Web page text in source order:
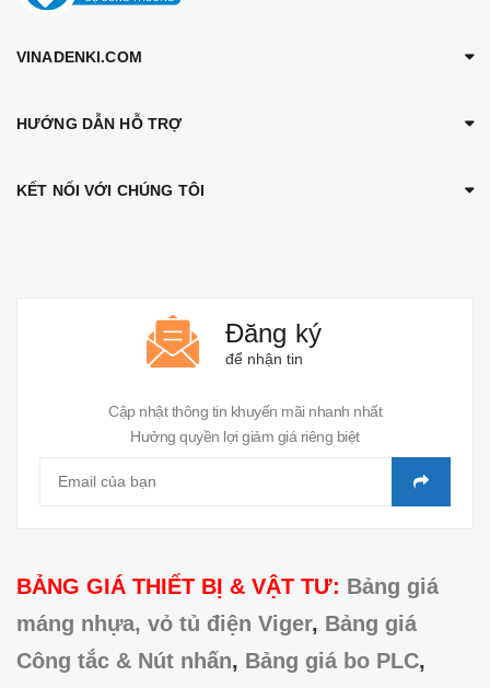
VINADENKI.COM
HƯỚNG DẪN HỖ TRỢ
KẾT NỐI VỚI CHÚNG TÔI
Đăng ký
để nhận tin
Cập nhật thông tin khuyến mãi nhanh nhất
Hưởng quyền lợi giảm giá riêng biệt
BẢNG GIÁ THIẾT BỊ & VẬT TƯ: Bảng giá
máng nhựa, vỏ tủ điện Viger, Bảng giá
Công tắc & Nút nhấn, Bảng giá bo PLC,